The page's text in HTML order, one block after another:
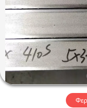
ΠΡΟΪΌΝΤΑ
ΒΊΝΤΕΟ
ΠΕΡΊΠΟΥ
ΕΜΕΊΣ